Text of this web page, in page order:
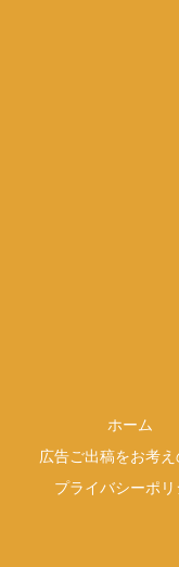
ホーム
広告ご出稿をお考
プライバシーポリ